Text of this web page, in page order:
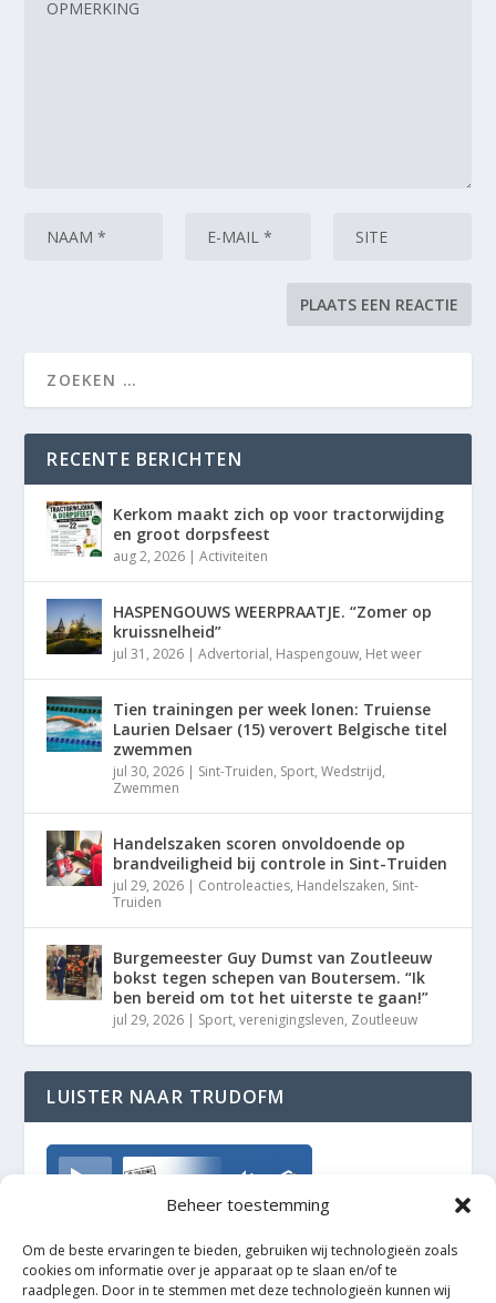
Beheer toestemming
Om de beste ervaringen te bieden, gebruiken wij technologieën zoals
cookies om informatie over je apparaat op te slaan en/of te
raadplegen. Door in te stemmen met deze technologieën kunnen wij
RECENTE BERICHTEN
Kerkom maakt zich op voor tractorwijding
en groot dorpsfeest
aug 2, 2026 |Activiteiten
HASPENGOUWS WEERPRAATJE. “Zomer op
kruissnelheid”
jul 31, 2026 |Advertorial, Haspengouw, Het weer
Tien trainingen per week lonen: Truiense
Laurien Delsaer (15) verovert Belgische titel
zwemmen
jul 30, 2026 Sint-Truiden, Sport,Wedstrijd,
Zwemmen
Handelszaken scoren onvoldoende op
brandveiligheid bij controle in Sint-Truiden
jul 29, 2026 Controleacties, Handelszaken, Sint-
Truiden
Burgemeester Guy Dumst van Zoutleeuw
bokst tegen schepen van Boutersem. “Ik
ben bereid om tot het uiterste te gaan!”
jul 29, 2026 Sport,verenigingsleven, Zoutleeuw
LUISTER NAAR TRUDOFM
TrudoFM